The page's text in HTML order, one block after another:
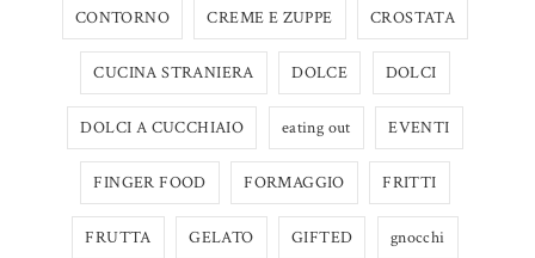
CONTORNO CREME E ZUPPE CROSTATA
CUCINA STRANIERA DOLCE DOLCI
DOLCI A CUCCHIAIO eating out EVENTI
FINGER FOOD FORMAGGIO FRITTI
FRUTTA GELATO GIFTED gnocchi